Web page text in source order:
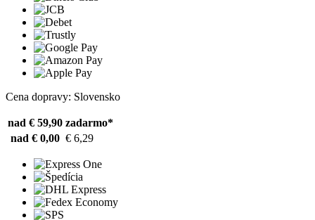
Cena dopravy: Slovensko
nad € 59,90 zadarmo*
nad € 0,00 € 6,29